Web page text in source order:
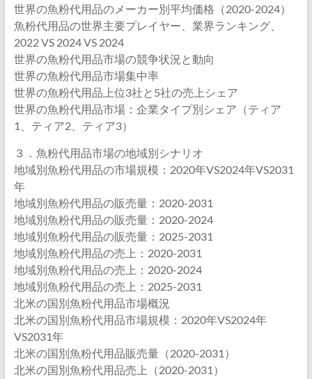
世界の魚粉代用品のメーカー別平均価格（2020-2024）
魚粉代用品の世界主要プレイヤー、業界ランキング、
2022 VS 2024 VS 2024
世界の魚粉代用品市場の競争状況と動向
世界の魚粉代用品市場集中率
世界の魚粉代用品上位3社と5社の売上シェア
世界の魚粉代用品市場：企業タイプ別シェア（ティア
1、ティア2、ティア3）
３．魚粉代用品市場の地域別シナリオ
地域別魚粉代用品の市場規模：2020年VS2024年VS2031
年
地域別魚粉代用品の販売量：2020-2031
地域別魚粉代用品の販売量：2020-2024
地域別魚粉代用品の販売量：2025-2031
地域別魚粉代用品の売上：2020-2031
地域別魚粉代用品の売上：2020-2024
地域別魚粉代用品の売上：2025-2031
北米の国別魚粉代用品市場概況
北米の国別魚粉代用品市場規模：2020年VS2024年
VS2031年
北米の国別魚粉代用品販売量（2020-2031）
北米の国別魚粉代用品売上（2020-2031）